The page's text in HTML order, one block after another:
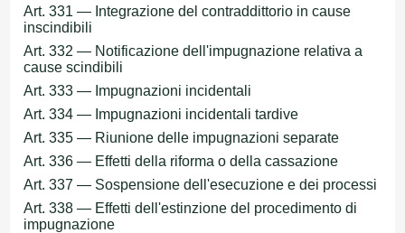
Art. 331 — Integrazione del contraddittorio in cause
inscindibili
Art. 332 — Notificazione dell'impugnazione relativa a
cause scindibili
Art. 333 — Impugnazioni incidentali
Art. 334 — Impugnazioni incidentali tardive
Art. 335 — Riunione delle impugnazioni separate
Art. 336 — Effetti della riforma o della cassazione
Art. 337 — Sospensione dell'esecuzione e dei processi
Art. 338 — Effetti dell'estinzione del procedimento di
impugnazione